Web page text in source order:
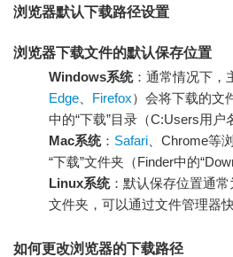
浏览器默认下载路径设置
浏览器下载文件的默认保存位置
Windows系统：通常情况下，
Edge
Firefox）会将下载的文
中的“下载”目录（C:Users用户
Mac系统： Safari 、Chrome等
“下载”文件夹（Finder中的
Linux系统：默认保存位置通常
文件夹，可以通过文件管理器快
如何更改浏览器的下载路径